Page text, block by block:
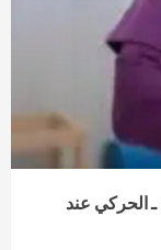
الحركي عند